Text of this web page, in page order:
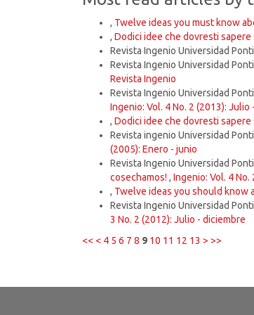
, Twelve ideas you must know
, Dodici idee che dovresti sapere
Revista Ingenio Universidad
Revista Ingenio Universidad
Revista Ingenio
Revista Ingenio Universidad
Ingenio: Vol. 4 No. 2 (2013): Julio
, Dodici idee che dovresti sapere
Revista ingenio Universidad
(2005): Enero - junio
Revista Ingenio Universidad
cosechamos! , Ingenio: Vol. 4
, Twelve ideas you should know
Revista Ingenio Universidad
3 No. 2 (2012): Julio - diciembre
<< < 4 5 6 7 8 9 10 11 12 13 > >>